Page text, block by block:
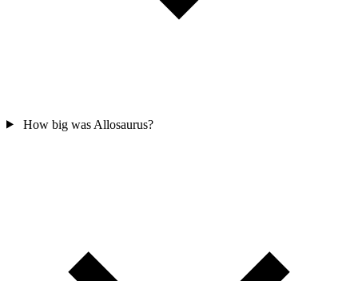
How big was Allosaurus?